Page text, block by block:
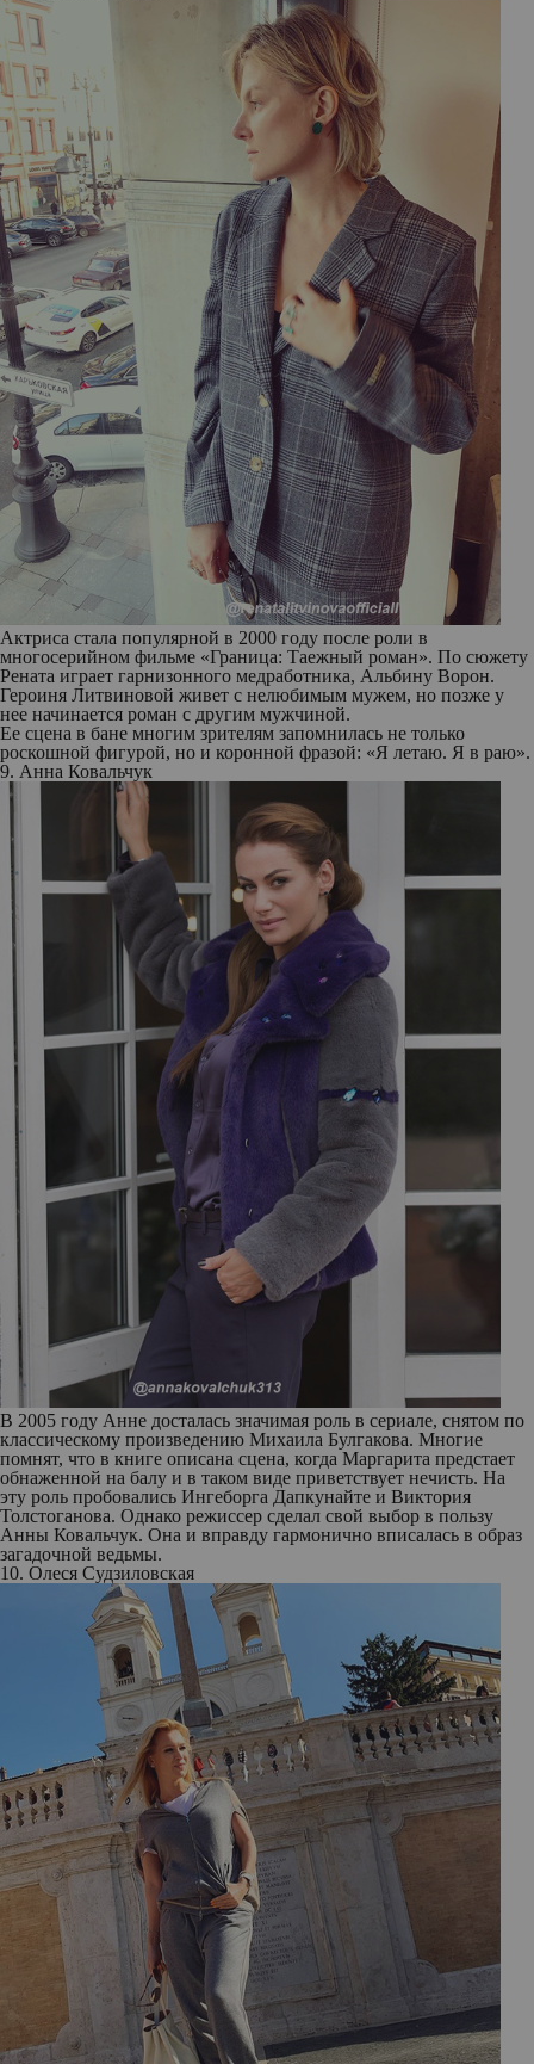
Актриса стала популярной в 2000 году после роли в
многосерийном фильме «Граница: Таежный роман». По сюжету
Рената играет гарнизонного медработника, Альбину Ворон.
Героиня Литвиновой живет с нелюбимым мужем, но позже у
нее начинается роман с другим мужчиной.
Ее сцена в бане многим зрителям запомнилась не только
роскошной фигурой, но и коронной фразой: «Я летаю. Я в раю».
9. Анна Ковальчук
В 2005 году Анне досталась значимая роль в сериале, снятом по
классическому произведению Михаила Булгакова. Многие
помнят, что в книге описана сцена, когда Маргарита предстает
обнаженной на балу и в таком виде приветствует нечисть. На
эту роль пробовались Ингеборга Дапкунайте и Виктория
Толстоганова. Однако режиссер сделал свой выбор в пользу
Анны Ковальчук. Она и вправду гармонично вписалась в образ
загадочной ведьмы.
10. Олеся Судзиловская